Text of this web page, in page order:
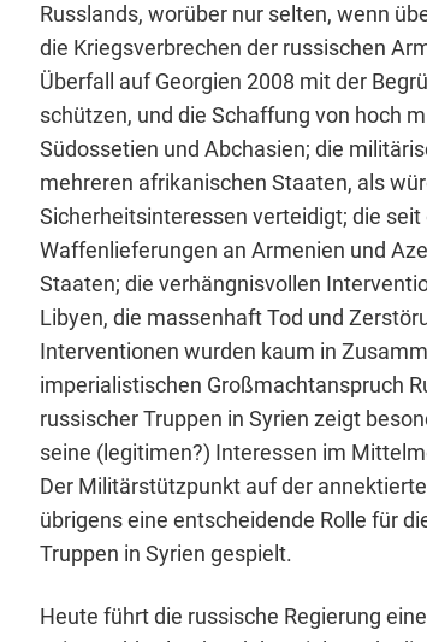
Russlands, worüber nur selten, wenn
die Kriegsverbrechen der russischen
Überfall auf Georgien 2008 mit der
schützen, und die Schaffung von hoch
Südossetien und Abchasien; die
mehreren afrikanischen Staaten, als
Sicherheitsinteressen verteidigt; die
Waffenlieferungen an Armenien und
Staaten; die verhängnisvollen
Libyen, die massenhaft Tod und
Interventionen wurden kaum in
imperialistischen Großmachtanspruch
russischer Truppen in Syrien zeigt
seine (legitimen?) Interessen im
Der Militärstützpunkt auf der
übrigens eine entscheidende Rolle für
Truppen in Syrien gespielt.
Heute führt die russische Regierung